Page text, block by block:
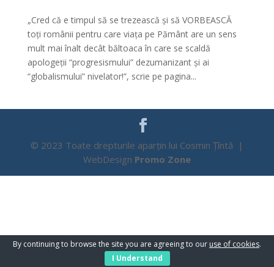
„Cred că e timpul să se trezească și să VORBEASCĂ
toți românii pentru care viața pe Pământ are un sens
mult mai înalt decât băltoaca în care se scaldă
apologeții “progresismului” dezumanizant și ai
“globalismului” nivelator!”, scrie pe pagina...
© 2023 Toate drepturile aparțin lui Cosmin Țîntă |
WebDesign Promo Zone
By continuing to browse the site you are agreeing to our use of cookies.
I Understand